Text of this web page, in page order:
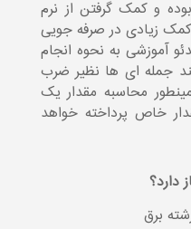
و کمک گرفتن از نرم
کمک زیادی در صرفه جویی
آموزشی به نحوه انجام
جمله ای ها نظیر ضرب
محاسبه مقدار یک
خاص پرداخته خواهد
دارد؟
برق